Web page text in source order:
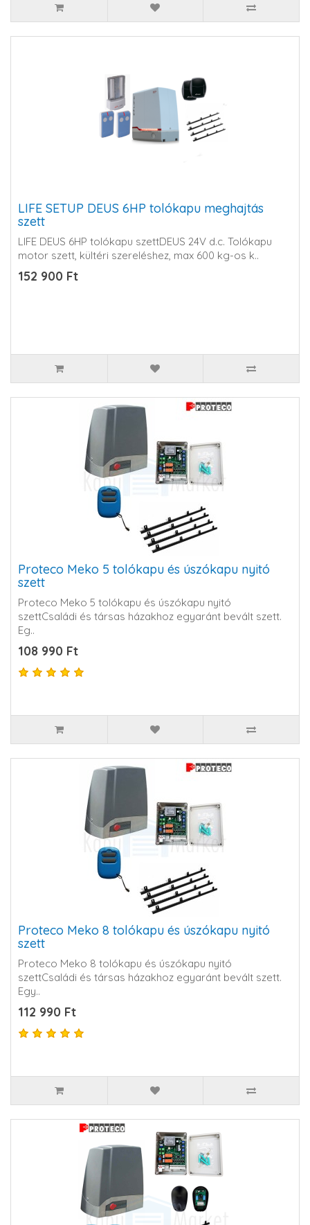
LIFE SETUP DEUS 6HP tolókapu meghajtás
szett
LIFE DEUS 6HP tolókapu szettDEUS 24V d.c. Tolókapu
motor szett, kültéri szereléshez, max 600 kg-os k..
152 900 Ft
Proteco Meko 5 tolókapu és úszókapu nyitó
szett
Proteco Meko 5 tolókapu és úszókapu nyitó
szett Családi és társas házakhoz egyaránt bevált szett.
Eg..
108 990 Ft
Proteco Meko 8 tolókapu és úszókapu nyitó
szett
Proteco Meko 8 tolókapu és úszókapu nyitó
szettCsaládi és társas házakhoz egyaránt bevált szett.
Egy..
112 990 Ft